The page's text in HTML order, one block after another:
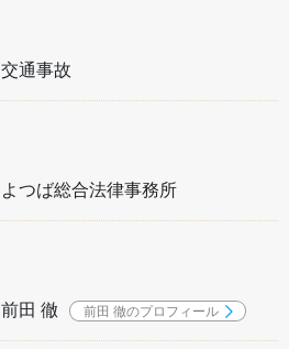
交通事故
よつば総合法律事務所
前田 徹 前田 徹のプロフィール